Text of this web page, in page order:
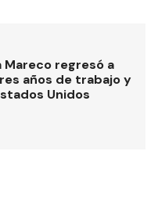
Mareco regresó a
años de trabajo y
Unidos